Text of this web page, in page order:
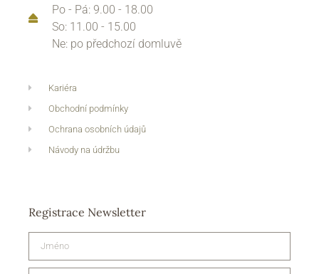
Po - Pá: 9.00 - 18.00
So: 11.00 - 15.00
Ne: po předchozí domluvě
Kariéra
Obchodní podmínky
Ochrana osobních údajů
Návody na údržbu
Registrace Newsletter